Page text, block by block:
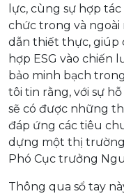
lực, cùng sự hợp
chức trong và ngoài
dẫn thiết thực, giúp
hợp ESG vào chiến
bảo minh bạch
tôi tin rằng, với sự
sẽ có được những
đáp ứng các tiêu
dựng một thị trường
Phó Cục trưởng
Thông qua sổ tay